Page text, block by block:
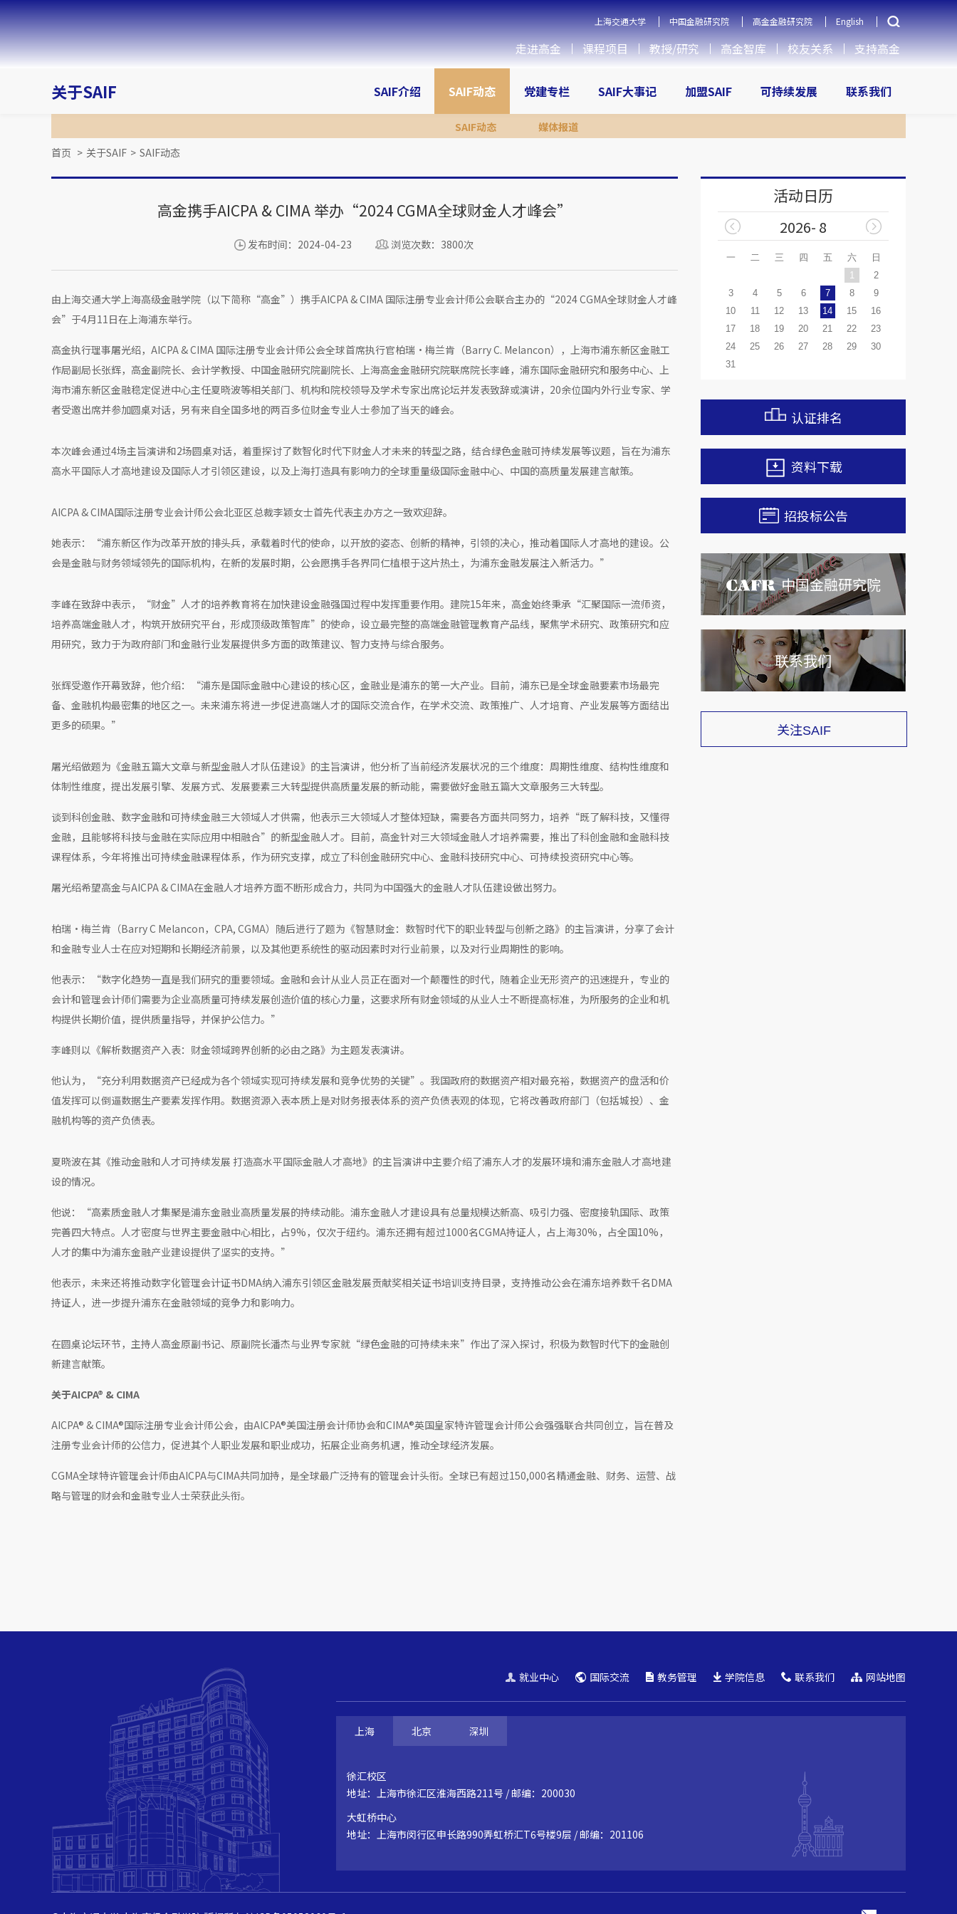
上海交通大学 中国金融研究院 高金金融研究院 English
走进高金 课程项目 教授/研究 高金智库 校友关系 支持高金
关于SAIF SAIF介绍 SAIF动态
SAIF动态 媒体报道
党建专栏 SAIF大事记 加盟SAIF 可持续发展 联系我们
首页 > 关于SAIF > SAIF动态
高金携手AICPA & CIMA 举办“2024 CGMA全球财金人才峰会”
发布时间：2024-04-23 浏览次数：3800次
由上海交通大学上海高级金融学院（以下简称“高金”）携手AICPA & CIMA 国际注册专业会计师公会联合主办的“2024 CGMA全球财金人才峰
会”于4月11日在上海浦东举行。
高金执行理事屠光绍，AICPA & CIMA 国际注册专业会计师公会全球首席执行官柏瑞·梅兰肯（Barry C. Melancon），上海市浦东新区金融工
作局副局长张辉，高金副院长、会计学教授、中国金融研究院副院长、上海高金金融研究院联席院长李峰，浦东国际金融研究和服务中心、上
海市浦东新区金融稳定促进中心主任夏晓波等相关部门、机构和院校领导及学术专家出席论坛并发表致辞或演讲，20余位国内外行业专家、学
者受邀出席并参加圆桌对话，另有来自全国多地的两百多位财金专业人士参加了当天的峰会。
本次峰会通过4场主旨演讲和2场圆桌对话，着重探讨了数智化时代下财金人才未来的转型之路，结合绿色金融可持续发展等议题，旨在为浦东
高水平国际人才高地建设及国际人才引领区建设，以及上海打造具有影响力的全球重量级国际金融中心、中国的高质量发展建言献策。
AICPA & CIMA国际注册专业会计师公会北亚区总裁李颖女士首先代表主办方之一致欢迎辞。
她表示：“浦东新区作为改革开放的排头兵，承载着时代的使命，以开放的姿态、创新的精神，引领的决心，推动着国际人才高地的建设。公
会是金融与财务领域领先的国际机构，在新的发展时期，公会愿携手各界同仁植根于这片热土，为浦东金融发展注入新活力。”
李峰在致辞中表示，“财金”人才的培养教育将在加快建设金融强国过程中发挥重要作用。建院15年来，高金始终秉承“汇聚国际一流师资，
培养高端金融人才，构筑开放研究平台，形成顶级政策智库”的使命，设立最完整的高端金融管理教育产品线，聚焦学术研究、政策研究和应
用研究，致力于为政府部门和金融行业发展提供多方面的政策建议、智力支持与综合服务。
张辉受邀作开幕致辞，他介绍：“浦东是国际金融中心建设的核心区，金融业是浦东的第一大产业。目前，浦东已是全球金融要素市场最完
备、金融机构最密集的地区之一。未来浦东将进一步促进高端人才的国际交流合作，在学术交流、政策推广、人才培育、产业发展等方面结出
更多的硕果。”
屠光绍做题为《金融五篇大文章与新型金融人才队伍建设》的主旨演讲，他分析了当前经济发展状况的三个维度：周期性维度、结构性维度和
体制性维度，提出发展引擎、发展方式、发展要素三大转型提供高质量发展的新动能，需要做好金融五篇大文章服务三大转型。
谈到科创金融、数字金融和可持续金融三大领域人才供需，他表示三大领域人才整体短缺，需要各方面共同努力，培养“既了解科技，又懂得
金融，且能够将科技与金融在实际应用中相融合”的新型金融人才。目前，高金针对三大领域金融人才培养需要，推出了科创金融和金融科技
课程体系，今年将推出可持续金融课程体系，作为研究支撑，成立了科创金融研究中心、金融科技研究中心、可持续投资研究中心等。
屠光绍希望高金与AICPA & CIMA在金融人才培养方面不断形成合力，共同为中国强大的金融人才队伍建设做出努力。
柏瑞·梅兰肯（Barry C Melancon，CPA, CGMA）随后进行了题为《智慧财金：数智时代下的职业转型与创新之路》的主旨演讲，分享了会计
和金融专业人士在应对短期和长期经济前景，以及其他更系统性的驱动因素时对行业前景，以及对行业周期性的影响。
他表示：“数字化趋势一直是我们研究的重要领域。金融和会计从业人员正在面对一个颠覆性的时代，随着企业无形资产的迅速提升，专业的
会计和管理会计师们需要为企业高质量可持续发展创造价值的核心力量，这要求所有财金领域的从业人士不断提高标准，为所服务的企业和机
构提供长期价值，提供质量指导，并保护公信力。”
李峰则以《解析数据资产入表：财金领域跨界创新的必由之路》为主题发表演讲。
他认为，“充分利用数据资产已经成为各个领域实现可持续发展和竞争优势的关键”。我国政府的数据资产相对最充裕，数据资产的盘活和价
值发挥可以倒逼数据生产要素发挥作用。数据资源入表本质上是对财务报表体系的资产负债表观的体现，它将改善政府部门（包括城投）、金
融机构等的资产负债表。
夏晓波在其《推动金融和人才可持续发展 打造高水平国际金融人才高地》的主旨演讲中主要介绍了浦东人才的发展环境和浦东金融人才高地建
设的情况。
他说：“高素质金融人才集聚是浦东金融业高质量发展的持续动能。浦东金融人才建设具有总量规模达新高、吸引力强、密度接轨国际、政策
完善四大特点。人才密度与世界主要金融中心相比，占9%，仅次于纽约。浦东还拥有超过1000名CGMA持证人，占上海30%，占全国10%，
人才的集中为浦东金融产业建设提供了坚实的支持。”
他表示，未来还将推动数字化管理会计证书DMA纳入浦东引领区金融发展贡献奖相关证书培训支持目录，支持推动公会在浦东培养数千名DMA
持证人，进一步提升浦东在金融领域的竞争力和影响力。
在圆桌论坛环节，主持人高金原副书记、原副院长潘杰与业界专家就“绿色金融的可持续未来”作出了深入探讨，积极为数智时代下的金融创
新建言献策。
关于AICPA® & CIMA
AICPA® & CIMA®国际注册专业会计师公会，由AICPA®美国注册会计师协会和CIMA®英国皇家特许管理会计师公会强强联合共同创立，旨在普及
注册专业会计师的公信力，促进其个人职业发展和职业成功，拓展企业商务机遇，推动全球经济发展。
CGMA全球特许管理会计师由AICPA与CIMA共同加持，是全球最广泛持有的管理会计头衔。全球已有超过150,000名精通金融、财务、运营、战
略与管理的财会和金融专业人士荣获此头衔。
活动日历
2026- 8
一 二 三 四 五 六
日
1
2
3
4 5 6 7 8
9
10
11 12 13 14 15
16
17
18 19 20 21 22
23
24
25 26 27 28 29
30
31
认证排名
资料下载
招投标公告
中国金融研究院
联系我们
关注SAIF
就业中心 国际交流 教务管理 学院信息 联系我们 网站地图
上海 北京 深圳
徐汇校区
地址：上海市徐汇区淮海西路211号 / 邮编：200030
大虹桥中心
地址：上海市闵行区申长路990弄虹桥汇T6号楼9层 / 邮编：201106